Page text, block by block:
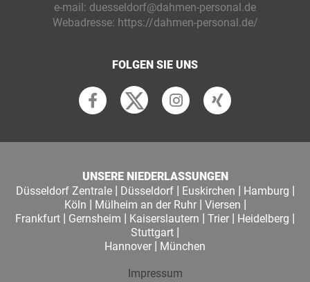
e-mail: duesseldorf@dahmen-personal.de
Webadresse: https://dahmen-personal.de/
FOLGEN SIE UNS
UNSERE NIEDERLASSUNGEN
Düsseldorf Zentrale| Düsseldorf| Euskirchen | Hamburg |
Köln | Mülheim an der Ruhr| Viersen |
Frankfurt | Gernsheim | Kaiserslautern | Trier | Heidelberg |
Stuttgart |
Hannover | München
Impressum